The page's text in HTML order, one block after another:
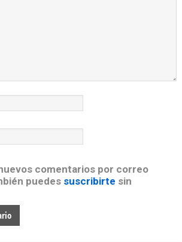
comentarios por correo
puedes suscribirte sin